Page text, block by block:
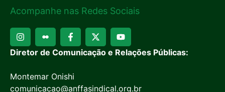
Acompanhe nas Redes Sociais
Diretor de Comunicação e Relações Públicas:
Montemar Onishi
comunicacao@anffasindical.org.br